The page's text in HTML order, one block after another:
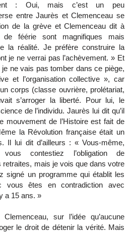
: Oui, mais c’est un peu
entre Jaurès et Clemenceau se
de la grève et Clemenceau dit à
féérie sont magnifiques mais
la réalité. Je préfère construire la
je ne verrai pas l’achèvement. » Et
ne vais pas tomber dans ce piège,
et l’organisation collective », car
corps (classe ouvrière, prolétariat,
s’arroger la liberté. Pour lui, le
de l’individu. Jaurès lui dit qu’il
mouvement de l’Histoire est fait de
la Révolution française était un
Il lui dit d’ailleurs : « Vous-même,
vous contestiez l’obligation de
retraites, mais je vois que dans votre
signé un programme qui établit les
vous êtes en contradiction avec
a 15 ans. »
sur l’idée qu’aucune
le droit de détenir la vérité. Mais